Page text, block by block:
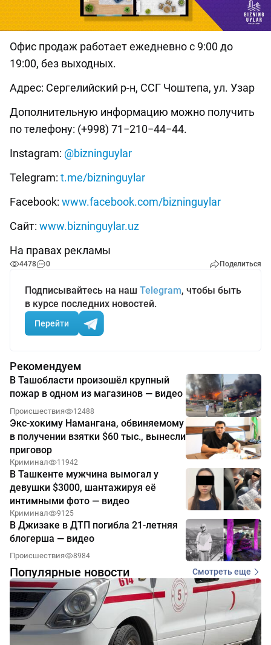
Офис продаж работает ежедневно с 9:00 до
19:00, без выходных.
Адрес: Сергелийский р-н, ССГ Чоштепа, ул. Узар
Дополнительную информацию можно получить
по телефону: (+998) 71−210−44−44.
Instagram: @bizninguylar
Telegram: t.me/bizninguylar
Facebook: www.facebook.com/bizninguylar
Сайт: www.bizninguylar.uz
На правах рекламы
4478 0 Поделиться
Подписывайтесь на наш Telegram, чтобы быть
в курсе последних новостей.
Перейти
Рекомендуем
В Ташобласти произошёл крупный
пожар в одном из магазинов — видео
Происшествия 12488
Экс-хокиму Намангана, обвиняемому
в получении взятки $60 тыс., вынесли
приговор
Криминал 11942
В Ташкенте мужчина вымогал у
девушки $3000, шантажируя её
интимными фото — видео
Криминал 9125
В Джизаке в ДТП погибла 21-летняя
блогерша — видео
Происшествия 8984
Популярные новости Смотреть еще